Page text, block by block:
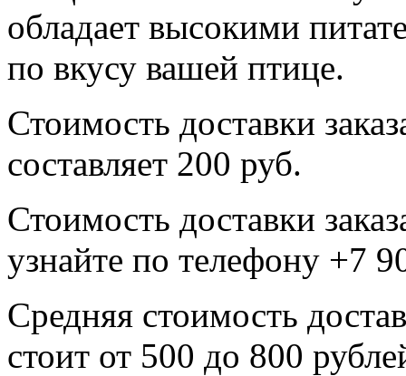
обладает высокими
по вкусу вашей птице.
Стоимость доставки
составляет 200 руб.
Стоимость доставки
узнайте по телефону +7
Средняя стоимость
стоит от 500 до 800